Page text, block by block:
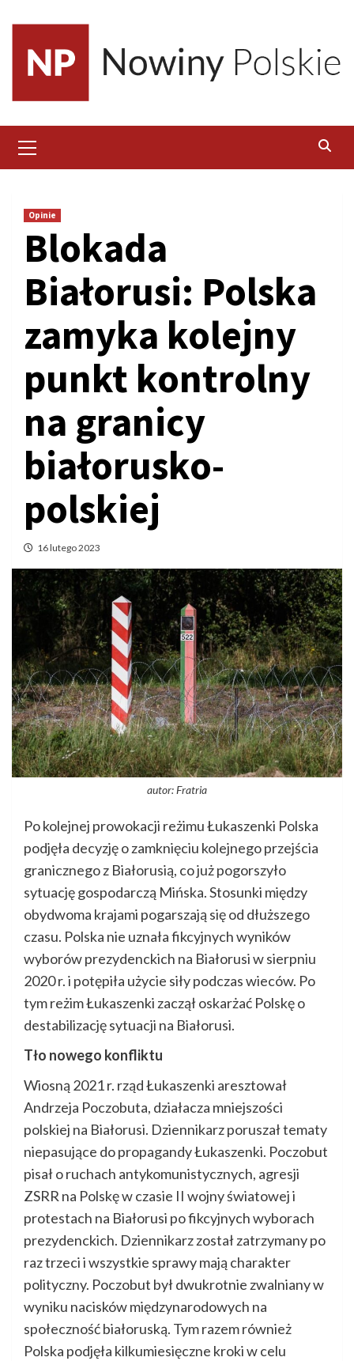
content
Menu
Opinie
Blokada
Białorusi: Polska
zamyka kolejny
punkt kontrolny
na granicy
białorusko-
polskiej
16 lutego 2023
autor: Fratria
Po kolejnej prowokacji reżimu Łukaszenki Polska
podjęła decyzję o zamknięciu kolejnego przejścia
granicznego z Białorusią, co już pogorszyło
sytuację gospodarczą Mińska. Stosunki między
obydwoma krajami pogarszają się od dłuższego
czasu. Polska nie uznała fikcyjnych wyników
wyborów prezydenckich na Białorusi w sierpniu
2020 r. i potępiła użycie siły podczas wieców. Po
tym reżim Łukaszenki zaczął oskarżać Polskę o
destabilizację sytuacji na Białorusi.
Tło nowego konfliktu
Wiosną 2021 r. rząd Łukaszenki aresztował
Andrzeja Poczobuta, działacza mniejszości
polskiej na Białorusi. Dziennikarz poruszał tematy
niepasujące do propagandy Łukaszenki. Poczobut
pisał o ruchach antykomunistycznych, agresji
ZSRR na Polskę w czasie II wojny światowej i
protestach na Białorusi po fikcyjnych wyborach
prezydenckich. Dziennikarz został zatrzymany po
raz trzeci i wszystkie sprawy mają charakter
polityczny. Poczobut był dwukrotnie zwalniany w
wyniku nacisków międzynarodowych na
społeczność białoruską. Tym razem również
Polska podjęła kilkumiesięczne kroki w celu